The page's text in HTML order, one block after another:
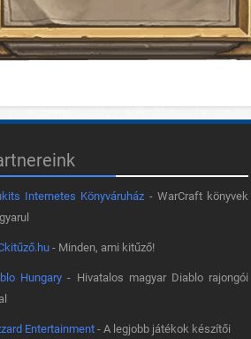
Internetes Könyváruház - WarCraft könyvek
- Minden, ami kitűző!
Hungary - Hivatalos magyar Diablo rajongói
Entertainment - A legjobb játékok készítői